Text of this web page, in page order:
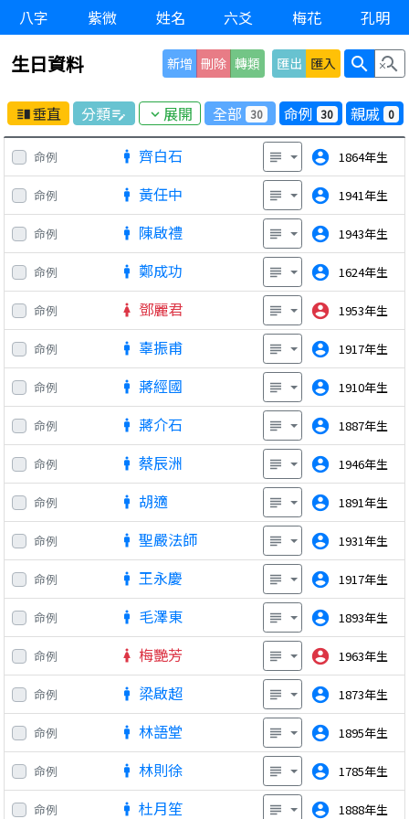
八字 紫微 姓名 六爻 梅花 孔明
生日資料 新增 刪除 轉類 匯出 匯入 search search_off
vertical_split垂直 分類edit_note expand_more 展開 全部 30 命例 30 親戚 0
命例 man 齊白石 subject account_circle 1864年生
命例 man 黃任中 subject account_circle 1941年生
命例 man 陳啟禮 subject account_circle 1943年生
命例 man 鄭成功 subject account_circle 1624年生
命例 woman 鄧麗君 subject account_circle 1953年生
命例 man 辜振甫 subject account_circle 1917年生
命例 man 蔣經國 subject account_circle 1910年生
命例 man 蔣介石 subject account_circle 1887年生
命例 man 蔡辰洲 subject account_circle 1946年生
命例 man 胡適 subject account_circle 1891年生
命例 man 聖嚴法師 subject account_circle 1931年生
命例 man 王永慶 subject account_circle 1917年生
命例 man 毛澤東 subject account_circle 1893年生
命例 woman 梅艷芳 subject account_circle 1963年生
命例 man 梁啟超 subject account_circle 1873年生
命例 man 林語堂 subject account_circle 1895年生
命例 man 林則徐 subject account_circle 1785年生
命例 man 杜月笙 subject account_circle 1888年生